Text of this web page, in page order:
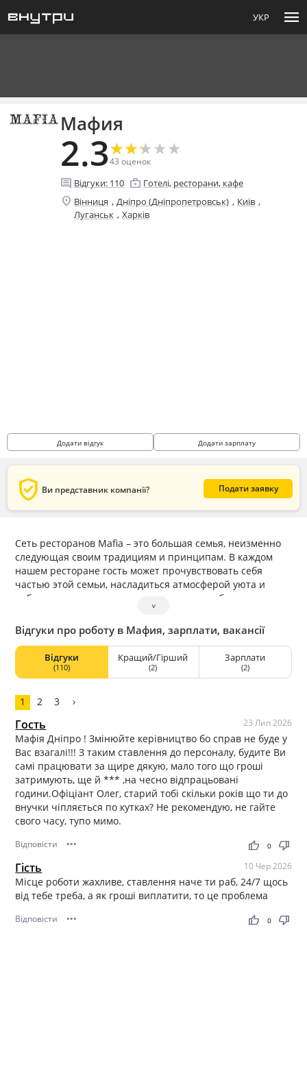
УКР menu
Мафия
2.3★
★★
★★
★★
★★
★
43 оценок
comment Відгуки: 110 enterprise Готелі, ресторани, кафе
location_on Вінниця , Дніпро (Дніпропетровськ) , Київ ,
Луганськ , Харків
Додати відгук Додати зарплату
verified_user Ви представник компанії? Подати заявку
Сеть ресторанов Mafia – это большая семья, неизменно
следующая своим традициям и принципам. В каждом
нашем ресторане гость может прочувствовать себя
частью этой семьи, насладиться атмосферой уюта и
доброжелательности и, конечно, отведать блюда,
приготовленные нашими поварами.
˅
Відгуки про роботу в Мафия, зарплати, вакансії
Відгуки
(110)
Кращий/Гірший
(2)
Зарплати
(2)
1 2 3 ›
Гость 23 Лип 2026
Мафія Дніпро ! Змінюйте керівництво бо справ не буде у
Вас взагалі!!! З таким ставлення до персоналу, будите Ви
самі працювати за щире дякую, мало того що гроші
затримують, ще й *** ,на чесно відпрацьовані
години.Офіціант Олег, старий тобі скільки років що ти до
внучки чіпляється по кутках? Не рекомендую, не гайте
свого часу, тупо мимо.
Відповісти ••• thumb_up thumb_down
0
Гість 10 Чер 2026
Місце роботи жахливе, ставлення наче ти раб, 24/7 щось
від тебе треба, а як гроші виплатити, то це проблема
Відповісти ••• thumb_up thumb_down
0